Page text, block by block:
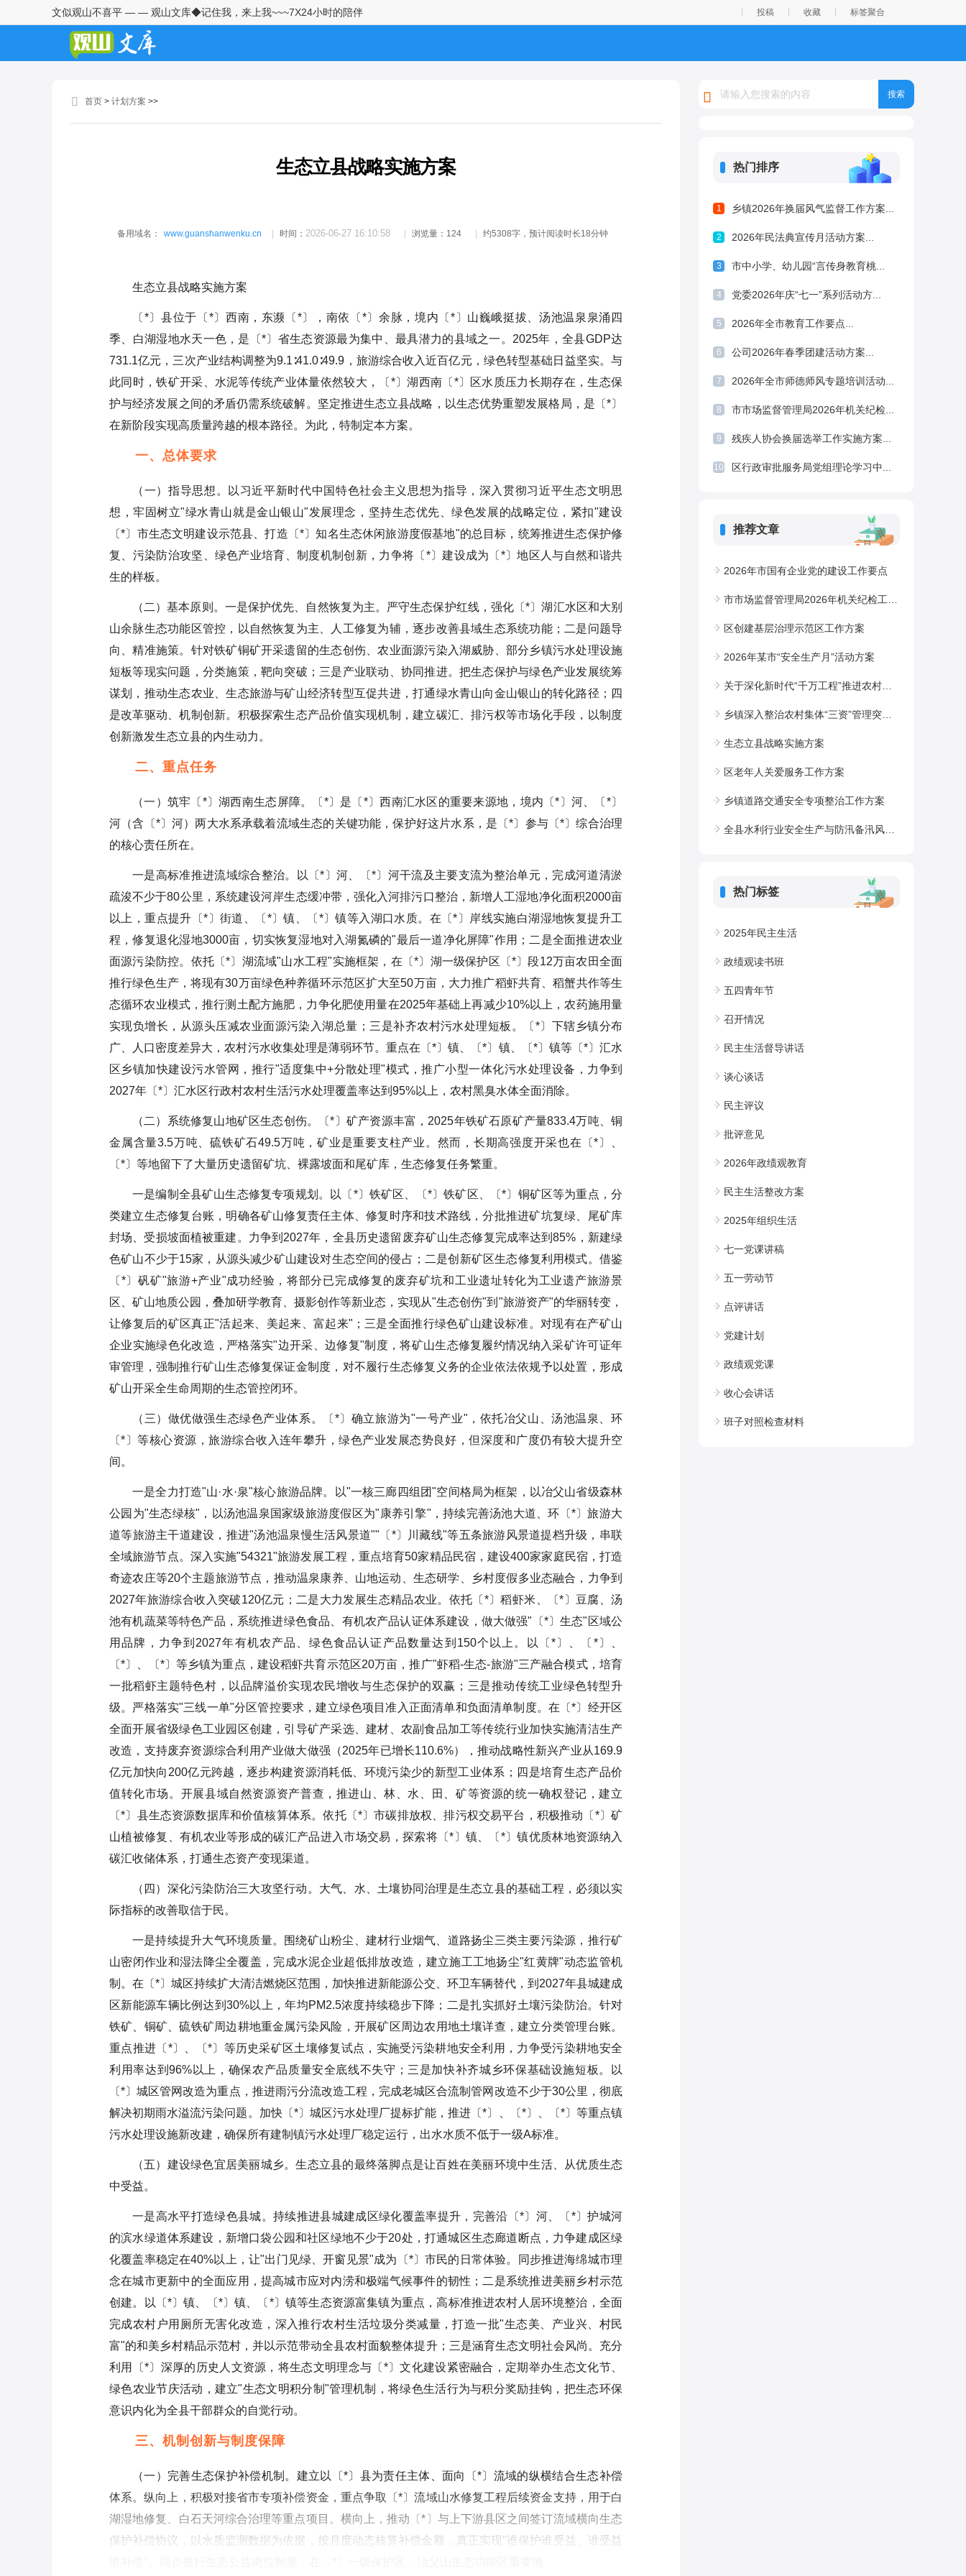
文似观山不喜平 — — 观山文库◆记住我，来上我~~~7X24小时的陪伴 投稿 收藏 标签聚合
首页 > 计划方案 >>
生态立县战略实施方案
备用域名： www.guanshanwenku.cn 时间： 2026-06-27 16:10:58 浏览量：124 约5308字，预计阅读时长18分钟
生态立县战略实施方案
〔*〕县位于〔*〕西南，东濒〔*〕，南依〔*〕余脉，境内〔*〕山巍峨挺拔、汤池温泉泉涌四
季、白湖湿地水天一色，是〔*〕省生态资源最为集中、最具潜力的县域之一。2025年，全县GDP达
731.1亿元，三次产业结构调整为9.1∶41.0∶49.9，旅游综合收入近百亿元，绿色转型基础日益坚实。与
此同时，铁矿开采、水泥等传统产业体量依然较大，〔*〕湖西南〔*〕区水质压力长期存在，生态保
护与经济发展之间的矛盾仍需系统破解。坚定推进生态立县战略，以生态优势重塑发展格局，是〔*〕
在新阶段实现高质量跨越的根本路径。为此，特制定本方案。
一、总体要求
（一）指导思想。以习近平新时代中国特色社会主义思想为指导，深入贯彻习近平生态文明思
想，牢固树立"绿水青山就是金山银山"发展理念，坚持生态优先、绿色发展的战略定位，紧扣"建设
〔*〕市生态文明建设示范县、打造〔*〕知名生态休闲旅游度假基地"的总目标，统筹推进生态保护修
复、污染防治攻坚、绿色产业培育、制度机制创新，力争将〔*〕建设成为〔*〕地区人与自然和谐共
生的样板。
（二）基本原则。一是保护优先、自然恢复为主。严守生态保护红线，强化〔*〕湖汇水区和大别
山余脉生态功能区管控，以自然恢复为主、人工修复为辅，逐步改善县域生态系统功能；二是问题导
向、精准施策。针对铁矿铜矿开采遗留的生态创伤、农业面源污染入湖威胁、部分乡镇污水处理设施
短板等现实问题，分类施策，靶向突破；三是产业联动、协同推进。把生态保护与绿色产业发展统筹
谋划，推动生态农业、生态旅游与矿山经济转型互促共进，打通绿水青山向金山银山的转化路径；四
是改革驱动、机制创新。积极探索生态产品价值实现机制，建立碳汇、排污权等市场化手段，以制度
创新激发生态立县的内生动力。
二、重点任务
（一）筑牢〔*〕湖西南生态屏障。〔*〕是〔*〕西南汇水区的重要来源地，境内〔*〕河、〔*〕
河（含〔*〕河）两大水系承载着流域生态的关键功能，保护好这片水系，是〔*〕参与〔*〕综合治理
的核心责任所在。
一是高标准推进流域综合整治。以〔*〕河、〔*〕河干流及主要支流为整治单元，完成河道清淤
疏浚不少于80公里，系统建设河岸生态缓冲带，强化入河排污口整治，新增人工湿地净化面积2000亩
以上，重点提升〔*〕街道、〔*〕镇、〔*〕镇等入湖口水质。在〔*〕岸线实施白湖湿地恢复提升工
程，修复退化湿地3000亩，切实恢复湿地对入湖氮磷的"最后一道净化屏障"作用；二是全面推进农业
面源污染防控。依托〔*〕湖流域"山水工程"实施框架，在〔*〕湖一级保护区〔*〕段12万亩农田全面
推行绿色生产，将现有30万亩绿色种养循环示范区扩大至50万亩，大力推广稻虾共育、稻蟹共作等生
态循环农业模式，推行测土配方施肥，力争化肥使用量在2025年基础上再减少10%以上，农药施用量
实现负增长，从源头压减农业面源污染入湖总量；三是补齐农村污水处理短板。〔*〕下辖乡镇分布
广、人口密度差异大，农村污水收集处理是薄弱环节。重点在〔*〕镇、〔*〕镇、〔*〕镇等〔*〕汇水
区乡镇加快建设污水管网，推行"适度集中+分散处理"模式，推广小型一体化污水处理设备，力争到
2027年〔*〕汇水区行政村农村生活污水处理覆盖率达到95%以上，农村黑臭水体全面消除。
（二）系统修复山地矿区生态创伤。〔*〕矿产资源丰富，2025年铁矿石原矿产量833.4万吨、铜
金属含量3.5万吨、硫铁矿石49.5万吨，矿业是重要支柱产业。然而，长期高强度开采也在〔*〕、
〔*〕等地留下了大量历史遗留矿坑、裸露坡面和尾矿库，生态修复任务繁重。
一是编制全县矿山生态修复专项规划。以〔*〕铁矿区、〔*〕铁矿区、〔*〕铜矿区等为重点，分
类建立生态修复台账，明确各矿山修复责任主体、修复时序和技术路线，分批推进矿坑复绿、尾矿库
封场、受损坡面植被重建。力争到2027年，全县历史遗留废弃矿山生态修复完成率达到85%，新建绿
色矿山不少于15家，从源头减少矿山建设对生态空间的侵占；二是创新矿区生态修复利用模式。借鉴
〔*〕矾矿"旅游+产业"成功经验，将部分已完成修复的废弃矿坑和工业遗址转化为工业遗产旅游景
区、矿山地质公园，叠加研学教育、摄影创作等新业态，实现从"生态创伤"到"旅游资产"的华丽转变，
让修复后的矿区真正"活起来、美起来、富起来"；三是全面推行绿色矿山建设标准。对现有在产矿山
企业实施绿色化改造，严格落实"边开采、边修复"制度，将矿山生态修复履约情况纳入采矿许可证年
审管理，强制推行矿山生态修复保证金制度，对不履行生态修复义务的企业依法依规予以处置，形成
矿山开采全生命周期的生态管控闭环。
（三）做优做强生态绿色产业体系。〔*〕确立旅游为"一号产业"，依托冶父山、汤池温泉、环
〔*〕等核心资源，旅游综合收入连年攀升，绿色产业发展态势良好，但深度和广度仍有较大提升空
间。
一是全力打造"山·水·泉"核心旅游品牌。以"一核三廊四组团"空间格局为框架，以冶父山省级森林
公园为"生态绿核"，以汤池温泉国家级旅游度假区为"康养引擎"，持续完善汤池大道、环〔*〕旅游大
道等旅游主干道建设，推进"汤池温泉慢生活风景道""〔*〕川藏线"等五条旅游风景道提档升级，串联
全域旅游节点。深入实施"54321"旅游发展工程，重点培育50家精品民宿，建设400家家庭民宿，打造
奇迹农庄等20个主题旅游节点，推动温泉康养、山地运动、生态研学、乡村度假多业态融合，力争到
2027年旅游综合收入突破120亿元；二是大力发展生态精品农业。依托〔*〕稻虾米、〔*〕豆腐、汤
池有机蔬菜等特色产品，系统推进绿色食品、有机农产品认证体系建设，做大做强"〔*〕生态"区域公
用品牌，力争到2027年有机农产品、绿色食品认证产品数量达到150个以上。以〔*〕、〔*〕、
〔*〕、〔*〕等乡镇为重点，建设稻虾共育示范区20万亩，推广"虾稻-生态-旅游"三产融合模式，培育
一批稻虾主题特色村，以品牌溢价实现农民增收与生态保护的双赢；三是推动传统工业绿色转型升
级。严格落实"三线一单"分区管控要求，建立绿色项目准入正面清单和负面清单制度。在〔*〕经开区
全面开展省级绿色工业园区创建，引导矿产采选、建材、农副食品加工等传统行业加快实施清洁生产
改造，支持废弃资源综合利用产业做大做强（2025年已增长110.6%），推动战略性新兴产业从169.9
亿元加快向200亿元跨越，逐步构建资源消耗低、环境污染少的新型工业体系；四是培育生态产品价
值转化市场。开展县域自然资源资产普查，推进山、林、水、田、矿等资源的统一确权登记，建立
〔*〕县生态资源数据库和价值核算体系。依托〔*〕市碳排放权、排污权交易平台，积极推动〔*〕矿
山植被修复、有机农业等形成的碳汇产品进入市场交易，探索将〔*〕镇、〔*〕镇优质林地资源纳入
碳汇收储体系，打通生态资产变现渠道。
（四）深化污染防治三大攻坚行动。大气、水、土壤协同治理是生态立县的基础工程，必须以实
际指标的改善取信于民。
一是持续提升大气环境质量。围绕矿山粉尘、建材行业烟气、道路扬尘三类主要污染源，推行矿
山密闭作业和湿法降尘全覆盖，完成水泥企业超低排放改造，建立施工工地扬尘"红黄牌"动态监管机
制。在〔*〕城区持续扩大清洁燃烧区范围，加快推进新能源公交、环卫车辆替代，到2027年县城建成
区新能源车辆比例达到30%以上，年均PM2.5浓度持续稳步下降；二是扎实抓好土壤污染防治。针对
铁矿、铜矿、硫铁矿周边耕地重金属污染风险，开展矿区周边农用地土壤详查，建立分类管理台账。
重点推进〔*〕、〔*〕等历史采矿区土壤修复试点，实施受污染耕地安全利用，力争受污染耕地安全
利用率达到96%以上，确保农产品质量安全底线不失守；三是加快补齐城乡环保基础设施短板。以
〔*〕城区管网改造为重点，推进雨污分流改造工程，完成老城区合流制管网改造不少于30公里，彻底
解决初期雨水溢流污染问题。加快〔*〕城区污水处理厂提标扩能，推进〔*〕、〔*〕、〔*〕等重点镇
污水处理设施新改建，确保所有建制镇污水处理厂稳定运行，出水水质不低于一级A标准。
（五）建设绿色宜居美丽城乡。生态立县的最终落脚点是让百姓在美丽环境中生活、从优质生态
中受益。
一是高水平打造绿色县城。持续推进县城建成区绿化覆盖率提升，完善沿〔*〕河、〔*〕护城河
的滨水绿道体系建设，新增口袋公园和社区绿地不少于20处，打通城区生态廊道断点，力争建成区绿
化覆盖率稳定在40%以上，让"出门见绿、开窗见景"成为〔*〕市民的日常体验。同步推进海绵城市理
念在城市更新中的全面应用，提高城市应对内涝和极端气候事件的韧性；二是系统推进美丽乡村示范
创建。以〔*〕镇、〔*〕镇、〔*〕镇等生态资源富集镇为重点，高标准推进农村人居环境整治，全面
完成农村户用厕所无害化改造，深入推行农村生活垃圾分类减量，打造一批"生态美、产业兴、村民
富"的和美乡村精品示范村，并以示范带动全县农村面貌整体提升；三是涵育生态文明社会风尚。充分
利用〔*〕深厚的历史人文资源，将生态文明理念与〔*〕文化建设紧密融合，定期举办生态文化节、
绿色农业节庆活动，建立"生态文明积分制"管理机制，将绿色生活行为与积分奖励挂钩，把生态环保
意识内化为全县干部群众的自觉行动。
三、机制创新与制度保障
（一）完善生态保护补偿机制。建立以〔*〕县为责任主体、面向〔*〕流域的纵横结合生态补偿
体系。纵向上，积极对接省市专项补偿资金，重点争取〔*〕流域山水修复工程后续资金支持，用于白
湖湿地修复、白石天河综合治理等重点项目。横向上，推动〔*〕与上下游县区之间签订流域横向生态
保护补偿协议，以水质监测数据为依据，按月度动态核算补偿金额，真正实现"谁保护谁受益、谁受益
热门排序
1 乡镇2026年换届风气监督工作方案...
2 2026年民法典宣传月活动方案...
3 市中小学、幼儿园“言传身教育桃...
4 党委2026年庆“七一”系列活动方...
5 2026年全市教育工作要点...
6 公司2026年春季团建活动方案...
7 2026年全市师德师风专题培训活动...
8 市市场监督管理局2026年机关纪检...
9 残疾人协会换届选举工作实施方案...
10 区行政审批服务局党组理论学习中...
推荐文章
2026年市国有企业党的建设工作要点
市市场监督管理局2026年机关纪检工作要点
区创建基层治理示范区工作方案
2026年某市“安全生产月”活动方案
关于深化新时代“千万工程”推进农村集体经济经理人乡村运营工作的实施方案
乡镇深入整治农村集体“三资”管理突出问题的工作方案
生态立县战略实施方案
区老年人关爱服务工作方案
乡镇道路交通安全专项整治工作方案
全县水利行业安全生产与防汛备汛风险隐患大排查大整治工作方案
热门标签
2025年民主生活
政绩观读书班
五四青年节
召开情况
民主生活督导讲话
谈心谈话
民主评议
批评意见
2026年政绩观教育
民主生活整改方案
2025年组织生活
七一党课讲稿
五一劳动节
点评讲话
党建计划
政绩观党课
收心会讲话
班子对照检查材料
生态立县战略实施方案
基层人民法院法官助理分阶培养
县委统战部2026年度宣传工作计
划
县防汛抗旱指挥部2026年工作要
X局深入开展“四下基层”工作实
“四查四提升”纪律作风教育整顿
市信访局党组2024年党的建设工
服务活动方案